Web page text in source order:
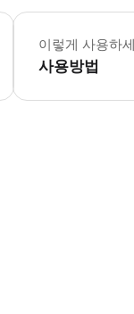
* 소요시간 : 180분 (옵
이렇게 사용하
사용방법